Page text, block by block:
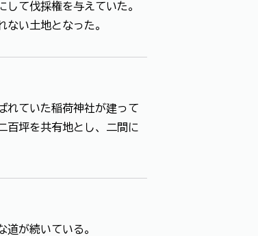
て伐採権を与えていた。
い土地となった。
れていた稲荷神社が建って
百坪を共有地とし、二間に
が続いている。